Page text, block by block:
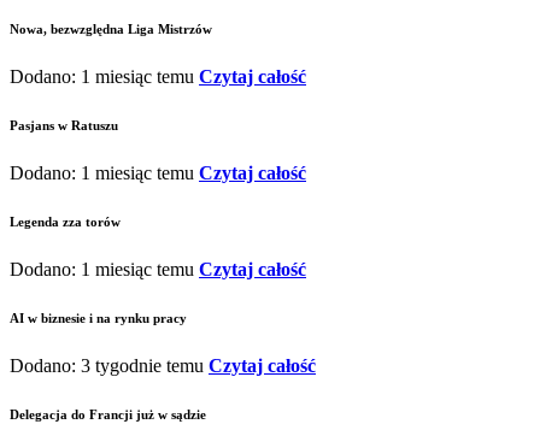
Nowa, bezwzględna Liga Mistrzów
Dodano: 1 miesiąc temu Czytaj całość
Pasjans w Ratuszu
Dodano: 1 miesiąc temu Czytaj całość
Legenda zza torów
Dodano: 1 miesiąc temu Czytaj całość
AI w biznesie i na rynku pracy
Dodano: 3 tygodnie temu Czytaj całość
Delegacja do Francji już w sądzie